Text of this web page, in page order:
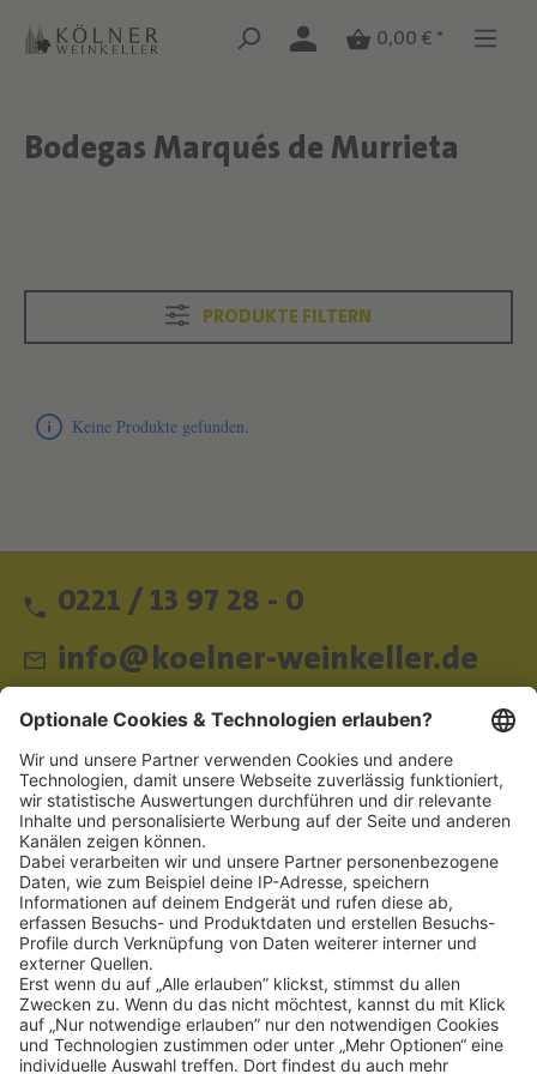
Zum Hauptinhalt springen
Zum Hauptinhalt springen
0,00 € *
Text überspringen
Bodegas Marqués de Murrieta
Text überspringen
PRODUKTE FILTERN
Keine Produkte gefunden.
0221 / 13 97 28 - 0
info@koelner-weinkeller.de
Schnellzugriff
ZAHLUNGSMETHODEN
SOCIAL
NEWSLETTER
BESUCHEN SIE UNS